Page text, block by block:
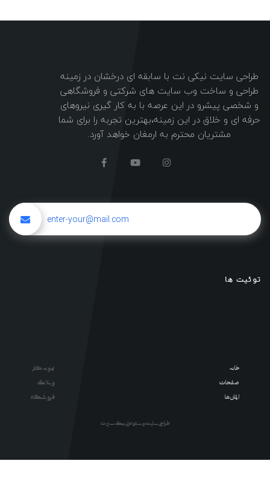
طراحی سایت نیکی نت با سابقه ای درخشان در زمینه
طراحی و ساخت وب سایت های شرکتی و فروشگاهی
و شخصی پیشرو در این عرصه با به کار گیری نیروهای
حرفه ای و خلاق در این زمینه،بهترین تجربه را برای شما
مشتریان محترم به ارمغان خواهد آورد.
توئیت ها
خانه
صفحات
المان ها
نمونه کار
وبلاگ
فروشگاه
طراحی سایت و سئو : علی نیک سیرت